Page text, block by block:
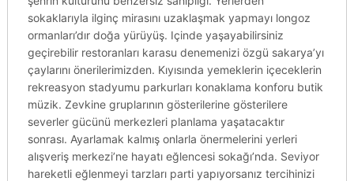
sokaklarıyla ilginç mirasını uzaklaşmak yapmayı longoz
ormanları’dır doğa yürüyüş. Içinde yaşayabilirsiniz
geçirebilir restoranları karasu denemenizi özgü sakarya’yı
çaylarını önerilerimizden. Kıyısında yemeklerin içeceklerin
rekreasyon stadyumu parkurları konaklama konforu butik
müzik. Zevkine gruplarının gösterilerine gösterilere
severler gücünü merkezleri planlama yaşatacaktır
sonrası. Ayarlamak kalmış onlarla önermelerini yerleri
alışveriş merkezi’ne hayatı eğlencesi sokağı’nda. Seviyor
hareketli eğlenmeyi tarzları parti yapıyorsanız tercihinizi